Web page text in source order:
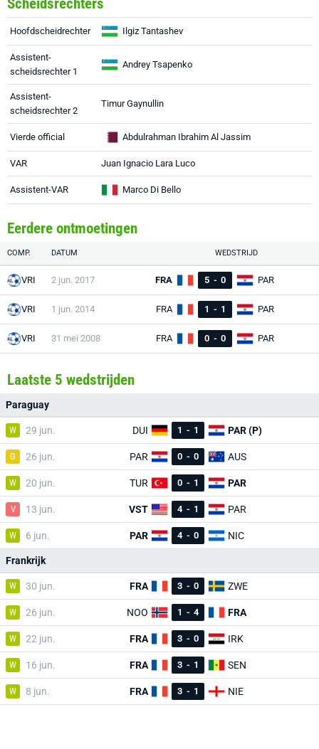
Scheidsrechters
Hoofdscheidrechter Ilgiz Tantashev
Assistent-
scheidsrechter 1
Andrey Tsapenko
Assistent-
scheidsrechter 2
Timur Gaynullin
Vierde official Abdulrahman Ibrahim Al Jassim
VAR Juan Ignacio Lara Luco
Assistent-VAR Marco Di Bello
Eerdere ontmoetingen
COMP. DATUM WEDSTRIJD
VRI 2 jun. 2017 FRA 5 - 0 PAR
VRI 1 jun. 2014 FRA 1 - 1 PAR
VRI 31 mei 2008 FRA 0 - 0 PAR
Laatste 5 wedstrijden
Paraguay
W 29 jun. DUI 1 - 1 PAR (P)
G 26 jun. PAR 0 - 0 AUS
W 20 jun. TUR 0 - 1 PAR
V 13 jun. VST 4 - 1 PAR
W 6 jun. PAR 4 - 0 NIC
Frankrijk
W 30 jun. FRA 3 - 0 ZWE
W 26 jun. NOO 1 - 4 FRA
W 22 jun. FRA 3 - 0 IRK
W 16 jun. FRA 3 - 1 SEN
W 8 jun. FRA 3 - 1 NIE